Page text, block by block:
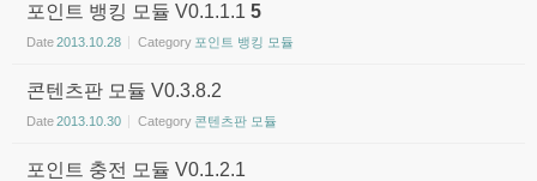
포인트 뱅킹 모듈 V0.1.1.1 5
Date2013.10.28 Category 포인트 뱅킹 모듈
콘텐츠판 모듈 V0.3.8.2
Date2013.10.30 Category 콘텐츠판 모듈
포인트 충전 모듈 V0.1.2.1